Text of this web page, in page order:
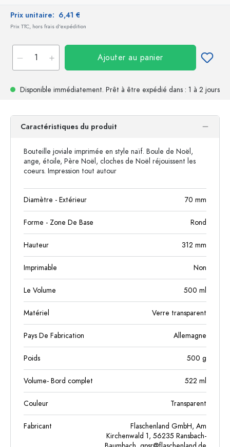
Prix unitaire: 6,41 €
Prix TTC, hors frais d'expédition
Ajouter au panier
Disponible immédiatement. Prêt à être expédié dans : 1 à 2 jours
Caractéristiques du produit
Bouteille joviale imprimée en style naïf. Boule de Noël,
ange, étoile, Père Noël, cloches de Noël réjouissent les
coeurs. Impression tout autour
Diamètre - Extérieur 70 mm
Forme - Zone De Base Rond
Hauteur 312 mm
Imprimable Non
Le Volume 500 ml
Matériel Verre transparent
Pays De Fabrication Allemagne
Poids 500 g
Volume- Bord complet 522 ml
Couleur Transparent
Fabricant
Flaschenland GmbH, Am
Kirchenwald 1, 56235 Ransbach-